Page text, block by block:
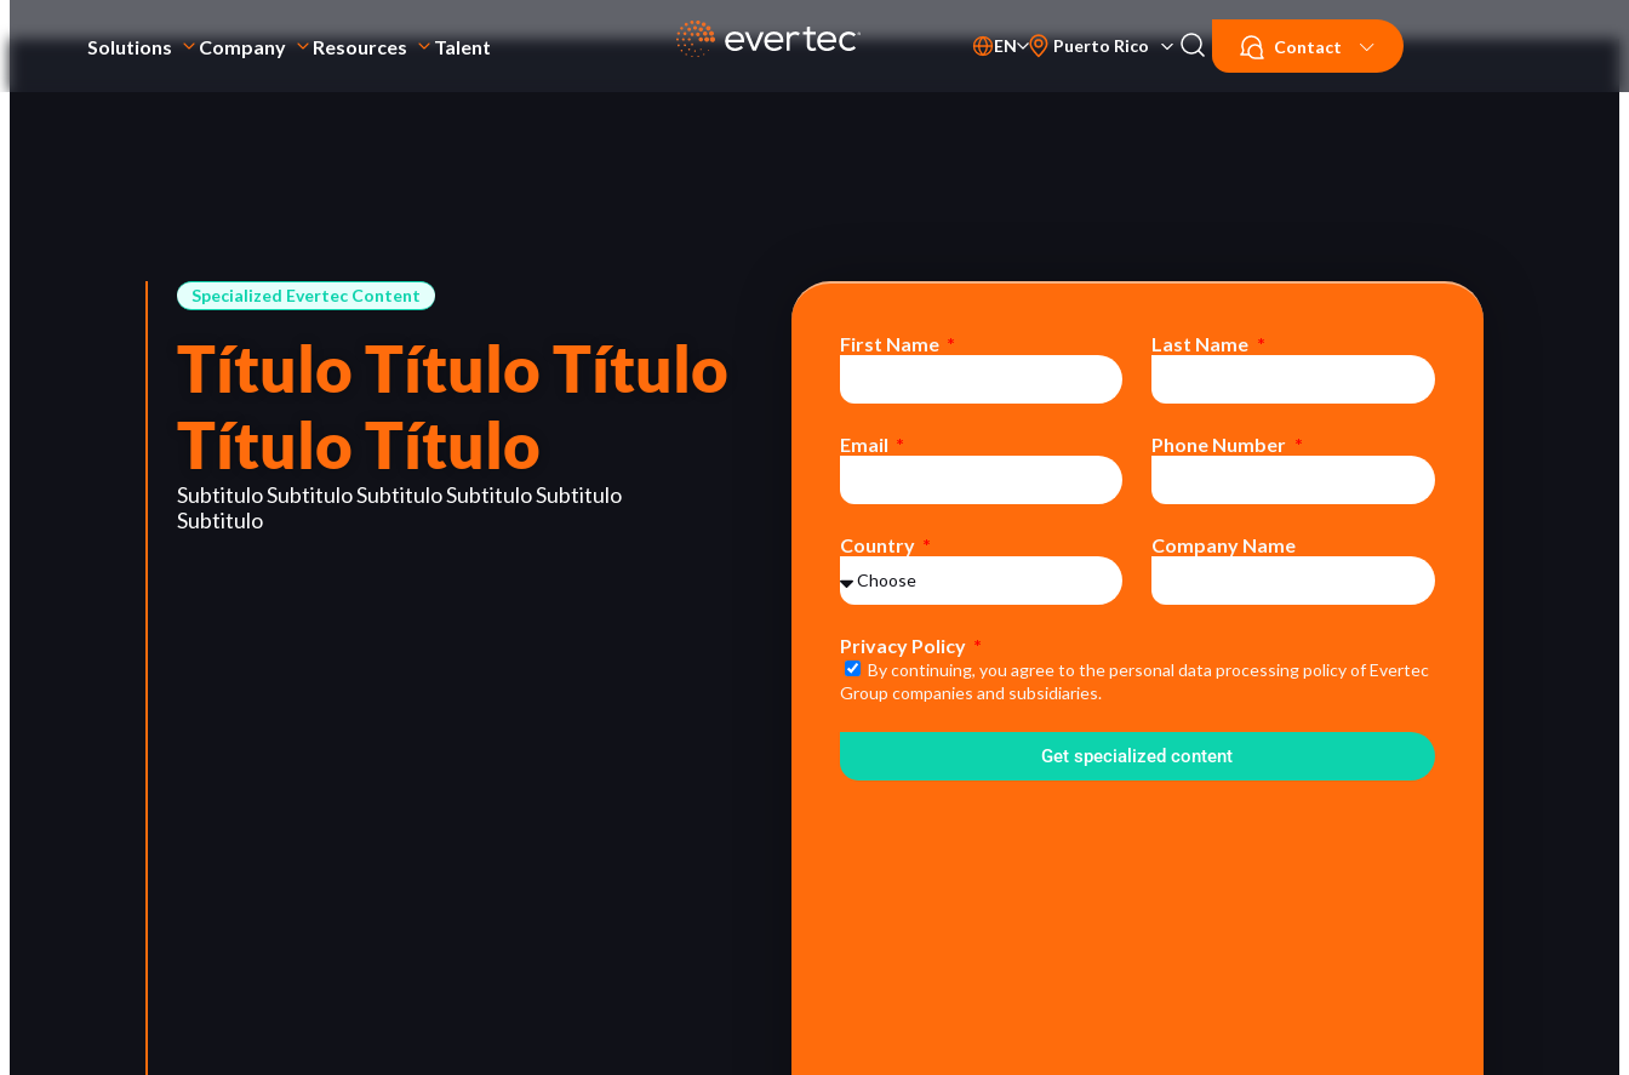
Solutions Company Resources Talent EN Puerto Rico Contact
Specialized Evertec Content
Título Título Título
Título Título
Subtitulo Subtitulo Subtitulo Subtitulo Subtitulo
Subtitulo
First Name Last Name
Email Phone Number
Country Company Name
Privacy Policy
By continuing, you agree to the personal data processing policy of Evertec
Group companies and subsidiaries.
Get specialized content